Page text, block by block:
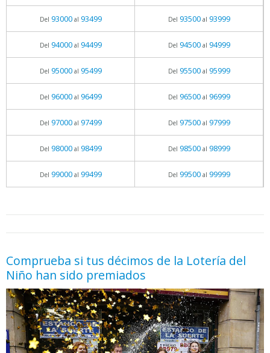
Del 93000al 93499 Del 93500al 93999
Del 94000al 94499 Del 94500al 94999
Del 95000al 95499 Del 95500al 95999
Del 96000al 96499 Del 96500al 96999
Del 97000al 97499 Del 97500al 97999
Del 98000al 98499 Del 98500al 98999
Del 99000al 99499 Del 99500al 99999
Comprueba si tus décimos de la Lotería del
Niño han sido premiados